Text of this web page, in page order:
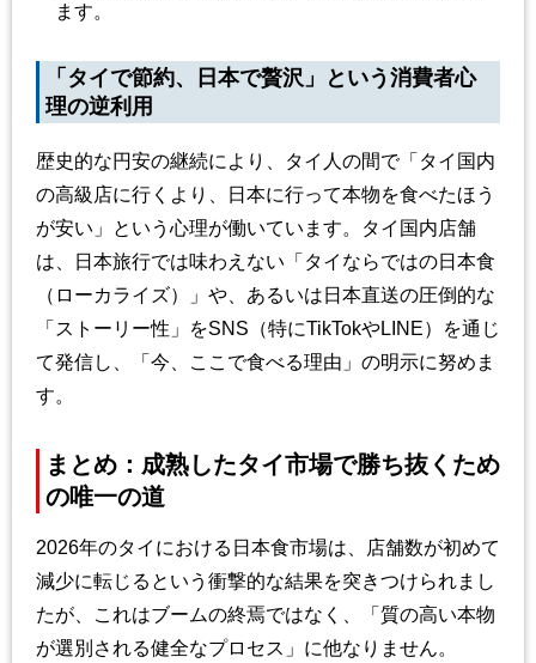
ます。
「タイで節約、日本で贅沢」という消費者心
理の逆利用
歴史的な円安の継続により、タイ人の間で「タイ国内
の高級店に行くより、日本に行って本物を食べたほう
が安い」という心理が働いています。タイ国内店舗
は、日本旅行では味わえない「タイならではの日本食
（ローカライズ）」や、あるいは日本直送の圧倒的な
「ストーリー性」をSNS（特にTikTokやLINE）を通じ
て発信し、「今、ここで食べる理由」の明示に努めま
す。
まとめ：成熟したタイ市場で勝ち抜くため
の唯一の道
2026年のタイにおける日本食市場は、店舗数が初めて
減少に転じるという衝撃的な結果を突きつけられまし
たが、これはブームの終焉ではなく、「質の高い本物
が選別される健全なプロセス」に他なりません。